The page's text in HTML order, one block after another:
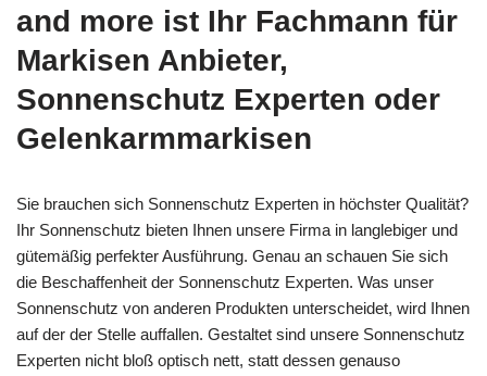
and more ist Ihr Fachmann für
Markisen Anbieter,
Sonnenschutz Experten oder
Gelenkarmmarkisen
Sie brauchen sich Sonnenschutz Experten in höchster Qualität?
Ihr Sonnenschutz bieten Ihnen unsere Firma in langlebiger und
gütemäßig perfekter Ausführung. Genau an schauen Sie sich
die Beschaffenheit der Sonnenschutz Experten. Was unser
Sonnenschutz von anderen Produkten unterscheidet, wird Ihnen
auf der der Stelle auffallen. Gestaltet sind unsere Sonnenschutz
Experten nicht bloß optisch nett, statt dessen genauso